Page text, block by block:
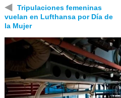
◀
Tripulaciones femeninas
vuelan en Lufthansa por Día de
la Mujer